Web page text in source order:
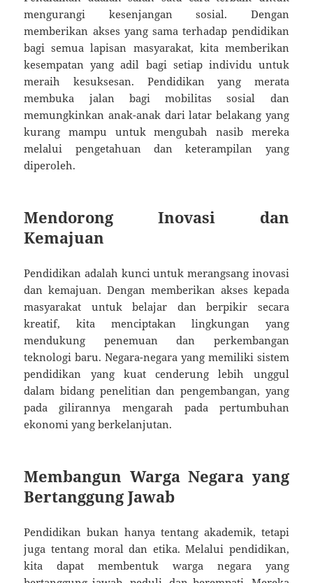
mengurangi kesenjangan sosial. Dengan
memberikan akses yang sama terhadap pendidikan
bagi semua lapisan masyarakat, kita memberikan
kesempatan yang adil bagi setiap individu untuk
meraih kesuksesan. Pendidikan yang merata
membuka jalan bagi mobilitas sosial dan
memungkinkan anak-anak dari latar belakang yang
kurang mampu untuk mengubah nasib mereka
melalui pengetahuan dan keterampilan yang
diperoleh.
Mendorong Inovasi dan
Kemajuan
Pendidikan adalah kunci untuk merangsang inovasi
dan kemajuan. Dengan memberikan akses kepada
masyarakat untuk belajar dan berpikir secara
kreatif, kita menciptakan lingkungan yang
mendukung penemuan dan perkembangan
teknologi baru. Negara-negara yang memiliki sistem
pendidikan yang kuat cenderung lebih unggul
dalam bidang penelitian dan pengembangan, yang
pada gilirannya mengarah pada pertumbuhan
ekonomi yang berkelanjutan.
Membangun Warga Negara yang
Bertanggung Jawab
Pendidikan bukan hanya tentang akademik, tetapi
juga tentang moral dan etika. Melalui pendidikan,
kita dapat membentuk warga negara yang